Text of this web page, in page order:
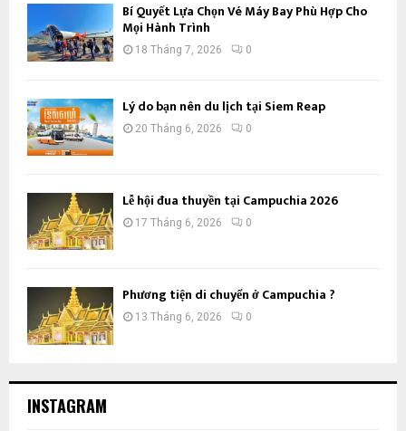
Bí Quyết Lựa Chọn Vé Máy Bay Phù Hợp Cho
Mọi Hành Trình
18 Tháng 7, 2026 0
Lý do bạn nên du lịch tại Siem Reap
20 Tháng 6, 2026 0
Lễ hội đua thuyền tại Campuchia 2026
17 Tháng 6, 2026 0
Phương tiện di chuyển ở Campuchia ?
13 Tháng 6, 2026 0
INSTAGRAM